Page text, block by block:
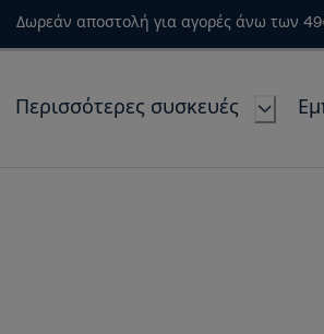
Δωρεάν αποστολή για αγορές άνω των
Περισσότερες συσκευές